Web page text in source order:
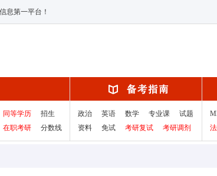
息第一平台！
同等学历
招生
在职考研 分数线
政治 英语 数学 专业课
试题
资料
免试 考研复试 考研调剂